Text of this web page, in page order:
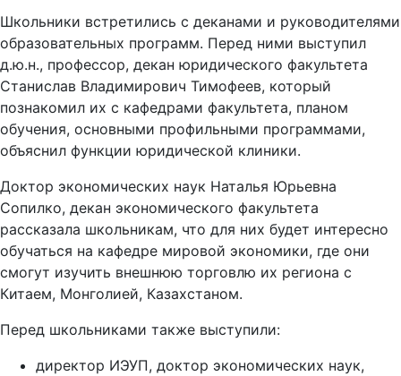
Школьники встретились с деканами и руководителями
образовательных программ. Перед ними выступил
д.ю.н., профессор, декан юридического факультета
Станислав Владимирович Тимофеев, который
познакомил их с кафедрами факультета, планом
обучения, основными профильными программами,
объяснил функции юридической клиники.
Доктор экономических наук Наталья Юрьевна
Сопилко, декан экономического факультета
рассказала школьникам, что для них будет интересно
обучаться на кафедре мировой экономики, где они
смогут изучить внешнюю торговлю их региона с
Китаем, Монголией, Казахстаном.
Перед школьниками также выступили:
директор ИЭУП, доктор экономических наук,